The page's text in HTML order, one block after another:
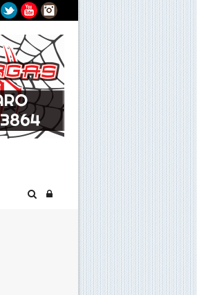
Facebook
TwitterYouTubeInstagram